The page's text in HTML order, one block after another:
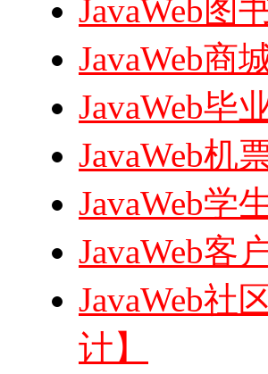
JavaWeb图
JavaWeb商
JavaWeb毕
JavaWeb机
JavaWeb学
JavaWeb客
JavaWeb社
计】